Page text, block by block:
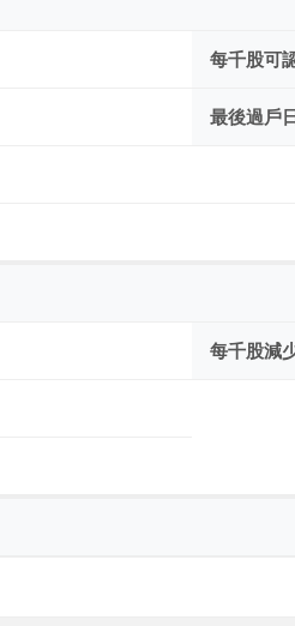
每千股可
最後過戶日
每千股減